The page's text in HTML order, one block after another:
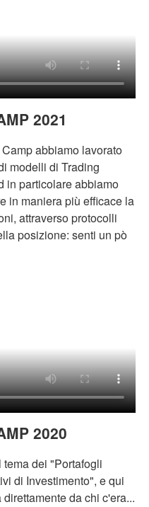
2021
abbiamo lavorato
modelli di Trading
in particolare abbiamo
in maniera più efficace la
attraverso protocolli
posizione: senti un pò
2020
dei "Portafogli
di Investimento", e qui
da chi c'era...